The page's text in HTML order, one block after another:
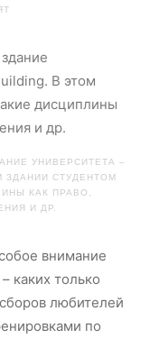
УНИВЕРСИТЕТА –
ЗДАНИИ СТУДЕНТОМ
КАК ПРАВО,
И ДР.
внимание
каких только
любителей
по